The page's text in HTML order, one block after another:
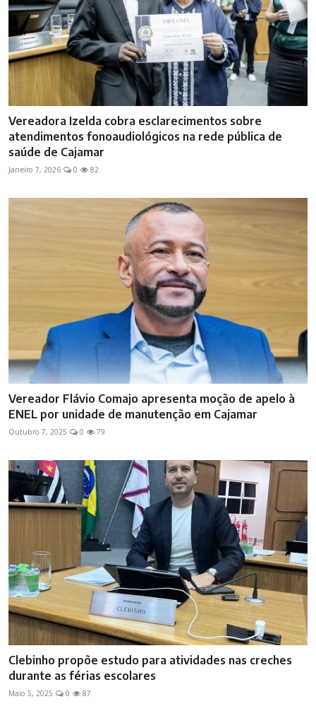
Vereadora Izelda cobra esclarecimentos sobre
atendimentos fonoaudiológicos na rede pública de
saúde de Cajamar
Janeiro 7, 2026 0 82
Vereador Flávio Comajo apresenta moção de apelo à
ENEL por unidade de manutenção em Cajamar
Outubro 7, 2025 0 79
Clebinho propõe estudo para atividades nas creches
durante as férias escolares
Maio 5, 2025 0 87